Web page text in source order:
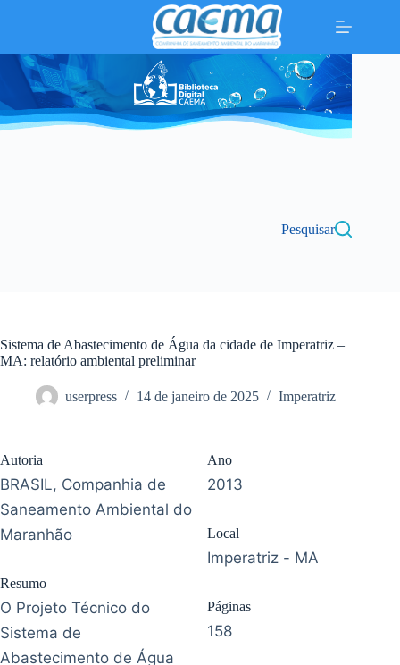
conteúdo
Pesquisar
Sistema de Abastecimento de Água da cidade de Imperatriz –
MA: relatório ambiental preliminar
userpress 14 de janeiro de 2025 Imperatriz
Autoria
BRASIL, Companhia de
Saneamento Ambiental do
Maranhão
Resumo
O Projeto Técnico do
Sistema de
Abastecimento de Água
Ano
2013
Local
Imperatriz - MA
Páginas
158